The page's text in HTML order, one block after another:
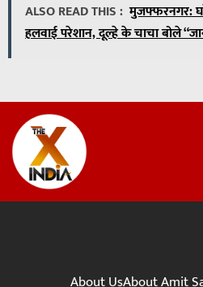
ALSO READ THIS : मुजफ्फरनगर:
हलवाई परेशान, दूल्हे के चाचा बोले
About UsAbout Amit